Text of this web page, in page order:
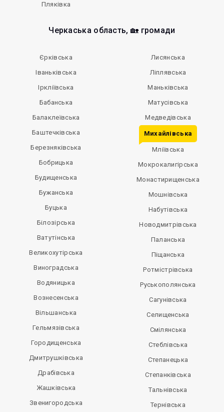
Пляківка
Черкаська область, 🏡 громади
Єрківська
Іваньківська
Іркліївська
Бабанська
Балаклеївська
Баштечківська
Березняківська
Бобрицька
Будищенська
Бужанська
Буцька
Білозірська
Ватутінська
Великохутірська
Виноградська
Водяницька
Вознесенська
Вільшанська
Гельмязівська
Городищенська
Дмитрушківська
Драбівська
Жашківська
Звенигородська
Лисянська
Ліплявська
Маньківська
Матусівська
Медведівська
Михайлівська
Мліївська
Мокрокалигірська
Монастирищенська
Мошнівська
Набутівська
Новодмитрівська
Паланська
Піщанська
Ротмістрівська
Руськополянська
Сагунівська
Селищенська
Смілянська
Стеблівська
Степанецька
Степанківська
Тальнівська
Тернівська